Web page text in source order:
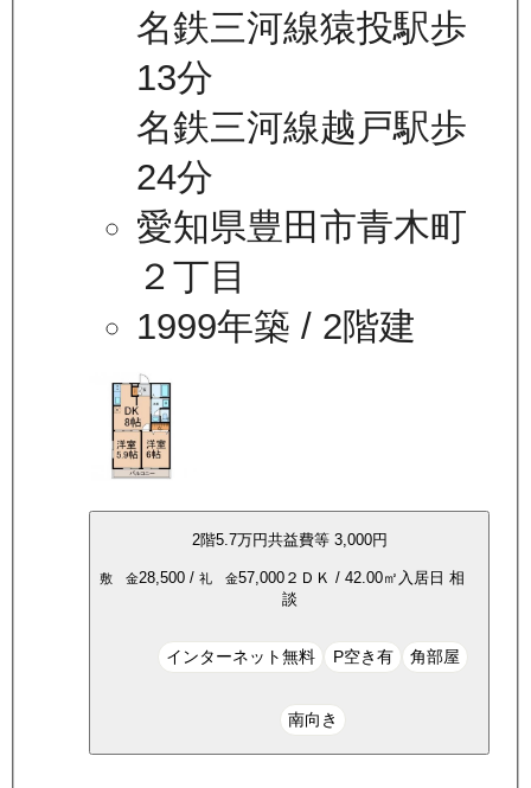
名鉄三河線猿投駅歩
13分
名鉄三河線越戸駅歩
24分
愛知県豊田市青木町
２丁目
1999年築 / 2階建
2階5.7万円共益費等 3,000円
敷 金28,500/ 礼 金57,000２ＤＫ / 42.00㎡ 入居日 相
談
インターネット無料 P空き有 角部屋
南向き